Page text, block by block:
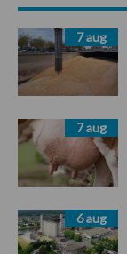
Sidebar
7 aug
7 aug
6 aug